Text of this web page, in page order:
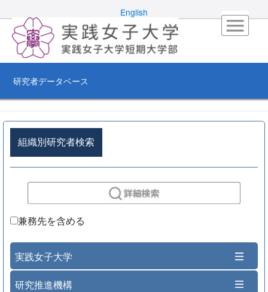
English
研究者データベース
組織別研究者検索
兼務先を含める
実践女子大学
研究推進機構